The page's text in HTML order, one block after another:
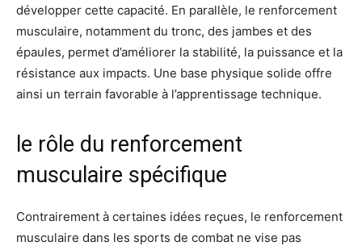
développer cette capacité. En parallèle, le renforcement
musculaire, notamment du tronc, des jambes et des
épaules, permet d’améliorer la stabilité, la puissance et la
résistance aux impacts. Une base physique solide offre
ainsi un terrain favorable à l’apprentissage technique.
le rôle du renforcement
musculaire spécifique
Contrairement à certaines idées reçues, le renforcement
musculaire dans les sports de combat ne vise pas